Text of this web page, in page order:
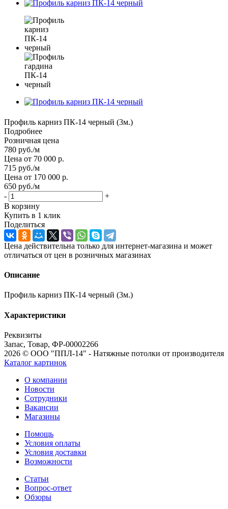
Профиль карниз ПК-14 черный (3м.)
Подробнее
Розничная цена
780 руб./м
Цена от 70 000 р.
715 руб./м
Цена от 170 000 р.
650 руб./м
-
+
В корзину
Купить в 1 клик
Поделиться
Цена действительна только для интернет-магазина и может
отличаться от цен в розничных магазинах
Описание
Профиль карниз ПК-14 черный (3м.)
Характеристики
Реквизиты
Запас, Товар, ФР-00002266
2026 © ООО "ППЛ-14" - Натяжные потолки от производителя
Каталог картинок
О компании
Новости
Сотрудники
Вакансии
Магазины
Помощь
Условия оплаты
Условия доставки
Возможности
Статьи
Вопрос-ответ
Обзоры